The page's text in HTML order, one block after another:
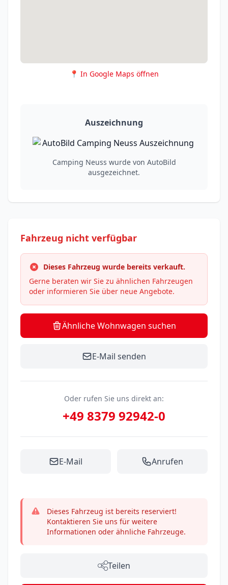
📍 In Google Maps öffnen
Auszeichnung
Camping Neuss wurde von AutoBild
ausgezeichnet.
Fahrzeug nicht verfügbar
Dieses Fahrzeug wurde bereits verkauft.
Gerne beraten wir Sie zu ähnlichen Fahrzeugen
oder informieren Sie über neue Angebote.
Ähnliche Wohnwagen suchen
E-Mail senden
Oder rufen Sie uns direkt an:
+49 8379 92942-0
E-Mail Anrufen
Dieses Fahrzeug ist bereits reserviert!
Kontaktieren Sie uns für weitere
Informationen oder ähnliche Fahrzeuge.
Teilen